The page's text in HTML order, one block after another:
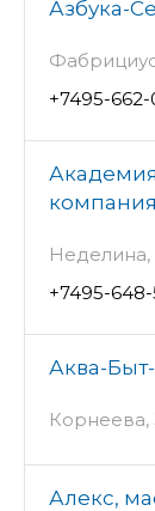
Азбука-
+7495-
компания
Неделина,
+7495-
Аква-
Корнеева,
Алекс,